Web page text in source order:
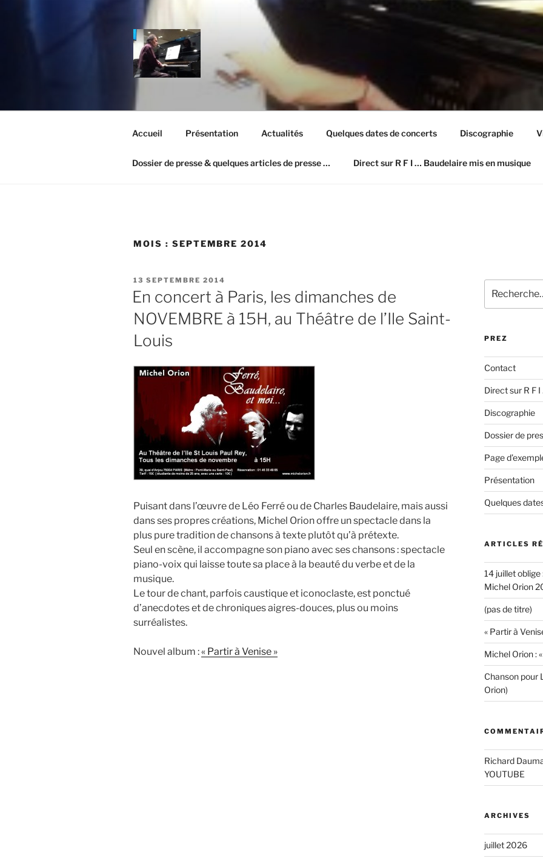
MICHEL ORION SITE OFFICIEL
Un site utilisant WordPress
Accueil Présentation Actualités Quelques dates de concerts Discographie
Dossier de presse & quelques articles de presse … Direct sur R F I … Baudelaire mis en musique
MOIS : SEPTEMBRE 2014
PUBLIÉ
LE
13 SEPTEMBRE 2014
En concert à Paris, les dimanches de
NOVEMBRE à 15H, au Théâtre de l’Ile Saint-
Louis
Puisant dans l’œuvre de Léo Ferré ou de Charles Baudelaire, mais aussi
dans ses propres créations, Michel Orion offre un spectacle dans la
plus pure tradition de chansons à texte plutôt qu’à prétexte.
Seul en scène, il accompagne son piano avec ses chansons : spectacle
piano-voix qui laisse toute sa place à la beauté du verbe et de la
musique.
Le tour de chant, parfois caustique et iconoclaste, est ponctué
d’anecdotes et de chroniques aigres-douces, plus ou moins
surréalistes.
Nouvel album :« Partir à Venise »
pour
:
PREZ
Contact
Direct sur R F
Discographie
Dossier de
Page
Présentation
Quelques
ARTICLES
14 juillet oblige
Michel Orion
(pas de titre)
« Partir à
Michel Orion :
Chanson pour
Orion)
Richard
YOUTUBE
ARCHIVES
juillet 2026